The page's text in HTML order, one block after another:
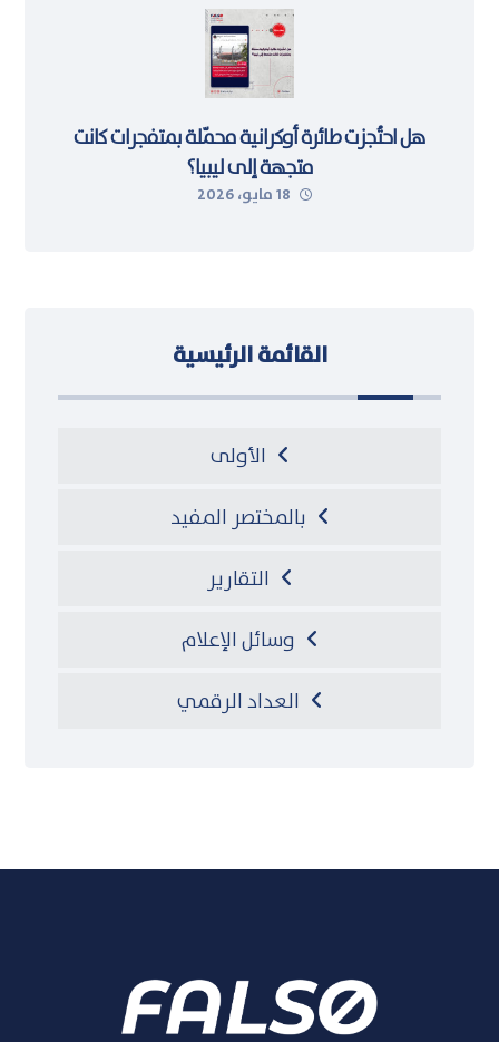
هل احتُجزت طائرة أوكرانية محمّلة بمتفجرات كانت
متجهة إلى ليبيا؟
18 مايو، 2026
القائمة الرئيسية
الأولى
بالمختصر المفيد
التقارير
وسائل الإعلام
العداد الرقمي